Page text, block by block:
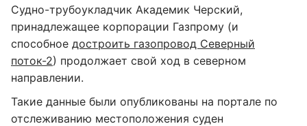
Судно-трубоукладчик Академик Черский,
принадлежащее корпорации Газпрому (и
способное достроить газопровод Северный
поток-2) продолжает свой ход в северном
направлении.
Такие данные были опубликованы на портале по
отслеживанию местоположения суден